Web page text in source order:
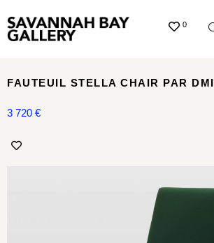
0
FAUTEUIL STELLA CHAIR PAR
3 720 €